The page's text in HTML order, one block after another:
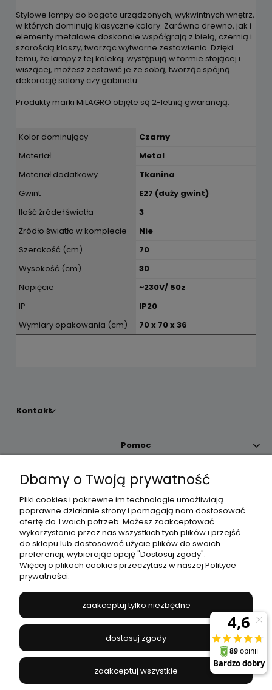
Stylowe lampy do bogato urządzonych, wykwintnych wnętrz,
w których dominują klasyczne kolory. Zarówno drewno, jak i
elementy metalowe doskonale współgrają z bielą, czernią i
szarością kloszy, tworząc wytworne zestawienia. Dzięki
temu, że lampy z tej kolekcji występują w formie stojącej i
wiszącej, możesz zestawić je ze sobą, tworząc spójną
dekorację salony czy gabinetu.
Produkty marki MiLAGRO objęte są 2-letnią gwarancją.
Kolor dominujący
Czarny
Materiał
Metal
Materiał dodatkowy
Tkanina
Gwint
E27 (duży gwint)
Ilość źródeł światła
3
Żródło światła w komplecie
Nie
Szerokość (cm)
70
Wysokość (cm)
30
Napięcie
~230V/ 50z
IP
IP20
Wymiary opakowania (cm)
70 x 70 x 36
Kontakt
Pomoc
Moje konto
Płatności i dostawa
Informacje
JANEX
669-050-03-43
504 545 749//E-mail:sklep@janexmarket.pl
Dbamy o Twoją prywatność
Pliki cookies i pokrewne im technologie umożliwiają
poprawne działanie strony i pomagają nam dostosować
ofertę do Twoich potrzeb. Możesz zaakceptować
wykorzystanie przez nas wszystkich tych plików i przejść
do sklepu lub dostosować użycie plików do swoich
preferencji, wybierając opcję "Dostosuj zgody".
Więcej o plikach cookies przeczytasz w naszej Polityce
prywatności.
zaakceptuj tylko niezbędne
dostosuj zgody
zaakceptuj wszystkie